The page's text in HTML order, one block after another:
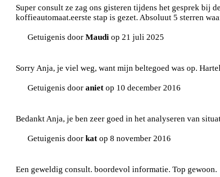
Super consult ze zag ons gisteren tijdens het gesprek bij
koffieautomaat.eerste stap is gezet. Absoluut 5 sterren
Getuigenis door Maudi op 21 juli 2025
Sorry Anja, je viel weg, want mijn beltegoed was op.
Getuigenis door aniet op 10 december 2016
Bedankt Anja, je ben zeer goed in het analyseren van
Getuigenis door kat op 8 november 2016
Een geweldig consult. boordevol informatie. Top gewoon.